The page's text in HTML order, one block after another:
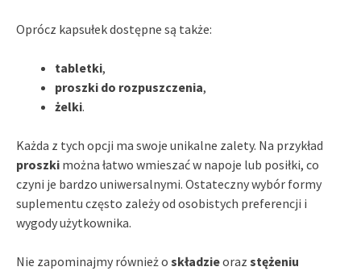
Oprócz kapsułek dostępne są także:
tabletki,
proszki do rozpuszczenia,
żelki.
Każda z tych opcji ma swoje unikalne zalety. Na przykład
proszki można łatwo wmieszać w napoje lub posiłki, co
czyni je bardzo uniwersalnymi. Ostateczny wybór formy
suplementu często zależy od osobistych preferencji i
wygody użytkownika.
Nie zapominajmy również o składzieoraz stężeniu